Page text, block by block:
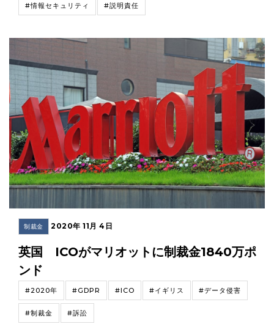
#情報セキュリティ #説明責任
制裁金 2020年 11月 4日
英国 ICOがマリオットに制裁金1840万ポ
ンド
#2020年 #GDPR #ICO #イギリス #データ侵害
#制裁金 #訴訟